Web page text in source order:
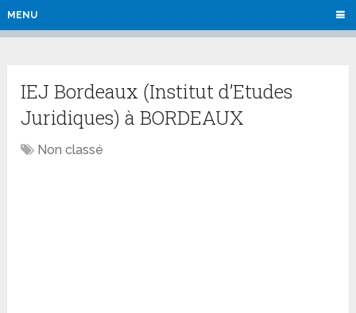
MENU
IEJ Bordeaux (Institut d’Etudes
Juridiques) à BORDEAUX
Non classé